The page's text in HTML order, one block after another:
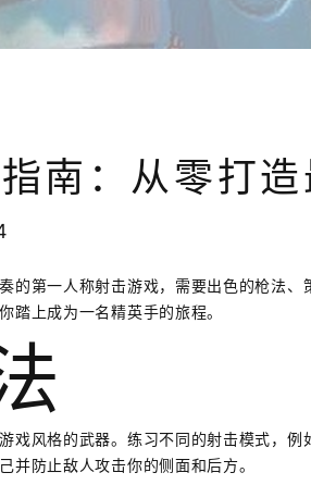
南：从零打
的第一人称射击游戏，需要出色的枪法
踏上成为一名精英手的旅程。
戏风格的武器。练习不同的射击模式，
并防止敌人攻击你的侧面和后方。